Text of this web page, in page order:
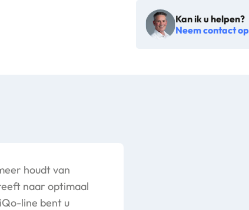
aantal
Kan ik u helpen?
Neem contact op
houdt van
naar optimaal
line bent u